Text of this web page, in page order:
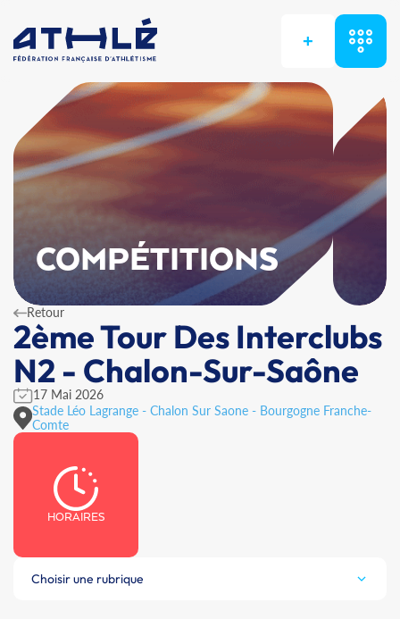
+
COMPÉTITIONS
Retour
2ème Tour Des Interclubs
N2 - Chalon-Sur-Saône
17 Mai 2026
Stade Léo Lagrange - Chalon Sur Saone - Bourgogne Franche-
Comte
HORAIRES
Choisir une rubrique